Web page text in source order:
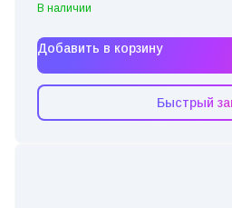
В наличии
Добавить в корзину
Быстрый